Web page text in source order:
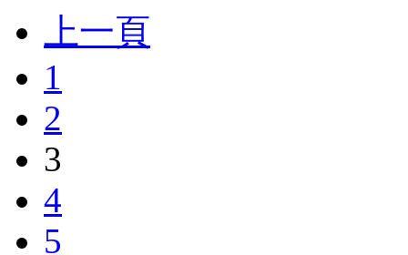
上一頁
1
2
3
4
5